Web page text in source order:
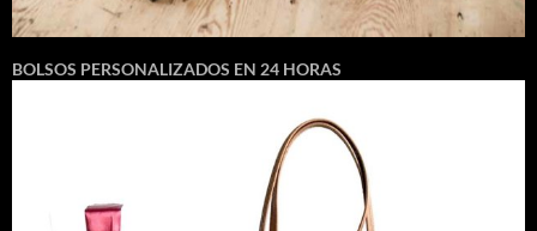
BOLSOS PERSONALIZADOS EN 24 HORAS